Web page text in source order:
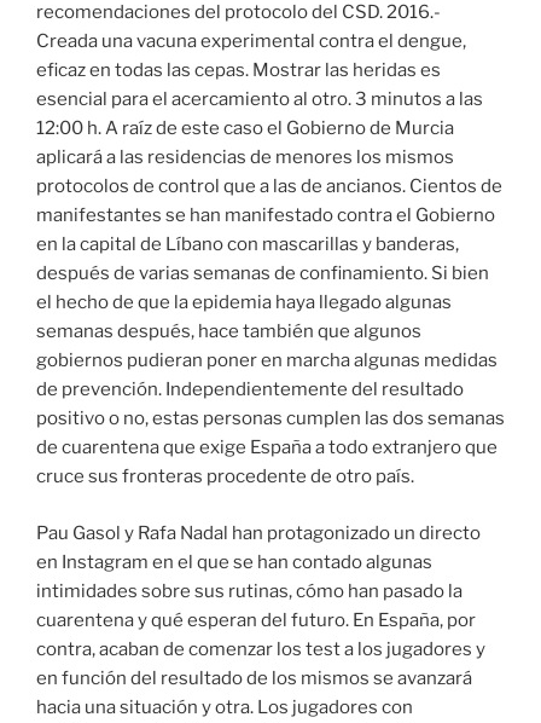
recomendaciones del protocolo del CSD. 2016.-
Creada una vacuna experimental contra el dengue,
eficaz en todas las cepas. Mostrar las heridas es
esencial para el acercamiento al otro. 3 minutos a las
12:00 h. A raíz de este caso el Gobierno de Murcia
aplicará a las residencias de menores los mismos
protocolos de control que a las de ancianos. Cientos de
manifestantes se han manifestado contra el Gobierno
en la capital de Líbano con mascarillas y banderas,
después de varias semanas de confinamiento. Si bien
el hecho de que la epidemia haya llegado algunas
semanas después, hace también que algunos
gobiernos pudieran poner en marcha algunas medidas
de prevención. Independientemente del resultado
positivo o no, estas personas cumplen las dos semanas
de cuarentena que exige España a todo extranjero que
cruce sus fronteras procedente de otro país.
Pau Gasol y Rafa Nadal han protagonizado un directo
en Instagram en el que se han contado algunas
intimidades sobre sus rutinas, cómo han pasado la
cuarentena y qué esperan del futuro. En España, por
contra, acaban de comenzar los test a los jugadores y
en función del resultado de los mismos se avanzará
hacia una situación y otra. Los jugadores con